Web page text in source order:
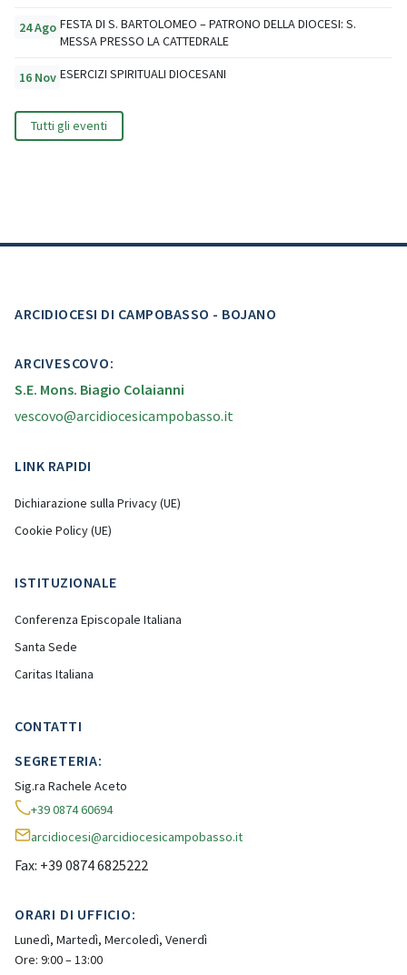
24 Ago FESTA DI S. BARTOLOMEO – PATRONO DELLA DIOCESI: S.
MESSA PRESSO LA CATTEDRALE
16 Nov ESERCIZI SPIRITUALI DIOCESANI
Tutti gli eventi
ARCIDIOCESI DI CAMPOBASSO - BOJANO
ARCIVESCOVO:
S.E. Mons. Biagio Colaianni
vescovo@arcidiocesicampobasso.it
LINK RAPIDI
Dichiarazione sulla Privacy (UE)
Cookie Policy (UE)
ISTITUZIONALE
Conferenza Episcopale Italiana
Santa Sede
Caritas Italiana
CONTATTI
SEGRETERIA:
Sig.ra Rachele Aceto
+39 0874 60694
arcidiocesi@arcidiocesicampobasso.it
Fax: +39 0874 6825222
ORARI DI UFFICIO:
Lunedì, Martedì, Mercoledì, Venerdì
Ore: 9:00 – 13:00